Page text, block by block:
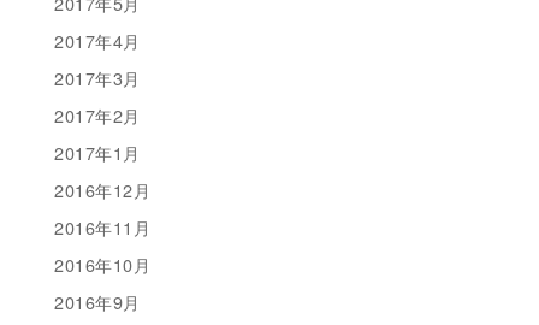
2017年4月
2017年3月
2017年2月
2017年1月
2016年12月
2016年11月
2016年10月
2016年9月